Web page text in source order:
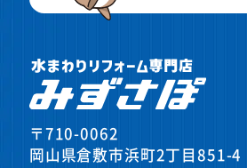
〒710-0062
岡山県倉敷市浜町2丁目851-4